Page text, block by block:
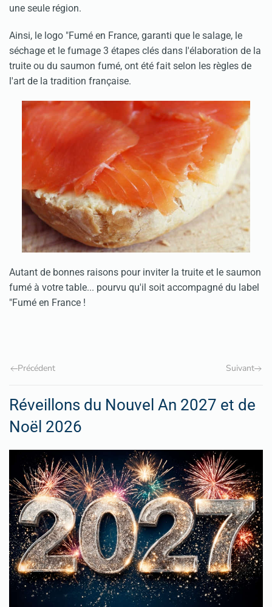
une seule région.
Ainsi, le logo "Fumé en France, garanti que le salage, le
séchage et le fumage 3 étapes clés dans l'élaboration de la
truite ou du saumon fumé, ont été fait selon les règles de
l'art de la tradition française.
Autant de bonnes raisons pour inviter la truite et le saumon
fumé à votre table... pourvu qu'il soit accompagné du label
"Fumé en France !
Précédent Suivant
Réveillons du Nouvel An 2027 et de
Noël 2026